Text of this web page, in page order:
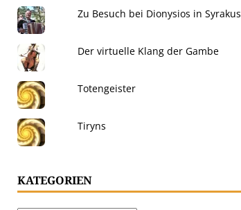
Zu Besuch bei Dionysios in Syrakus
Der virtuelle Klang der Gambe
Totengeister
Tiryns
KATEGORIEN